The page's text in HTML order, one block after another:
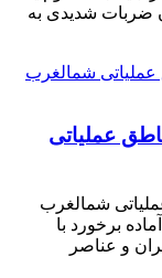
آن ضربات شدیدی به
عملیاتی
شمالغرب
برخورد با
و عناصر